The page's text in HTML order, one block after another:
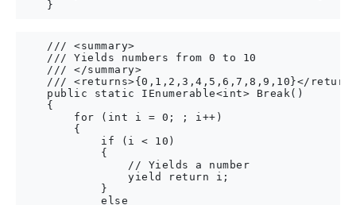
    /// <summary>
    /// Yields numbers from 0 to 10
    /// </summary>
/// <returns>{0,1,2,3,4,5,6,7,8,9,10}</
    public static IEnumerable<int> Break()
    {
        for (int i = 0; ; i++)
        {
            if (i < 10)
            {
                // Yields a number
                yield return i;
            }
            else